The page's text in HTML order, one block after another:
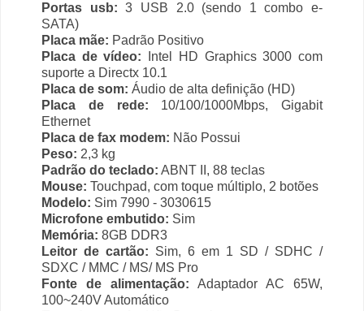
Portas usb: 3 USB 2.0 (sendo 1 combo e-
SATA)
Placa mãe: Padrão Positivo
Placa de vídeo: Intel HD Graphics 3000 com
suporte a Directx 10.1
Placa de som: Áudio de alta definição (HD)
Placa de rede: 10/100/1000Mbps, Gigabit
Ethernet
Placa de fax modem: Não Possui
Peso: 2,3 kg
Padrão do teclado: ABNT II, 88 teclas
Mouse: Touchpad, com toque múltiplo, 2 botões
Modelo: Sim 7990 - 3030615
Microfone embutido: Sim
Memória: 8GB DDR3
Leitor de cartão: Sim, 6 em 1 SD / SDHC /
SDXC / MMC / MS/ MS Pro
Fonte de alimentação: Adaptador AC 65W,
100~240V Automático